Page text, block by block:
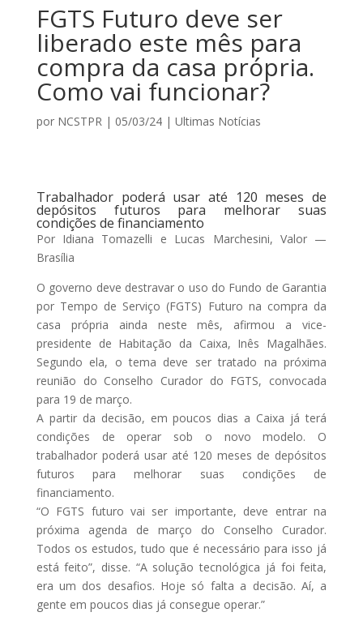
FGTS Futuro deve ser
liberado este mês para
compra da casa própria.
Como vai funcionar?
por NCSTPR| 05/03/24| Ultimas Notícias
Trabalhador poderá usar até 120 meses de
depósitos futuros para melhorar suas
condições de financiamento
Por Idiana Tomazelli e Lucas Marchesini, Valor —
Brasília
O governo deve destravar o uso do Fundo de Garantia
por Tempo de Serviço (FGTS) Futuro na compra da
casa própria ainda neste mês, afirmou a vice-
presidente de Habitação da Caixa, Inês Magalhães.
Segundo ela, o tema deve ser tratado na próxima
reunião do Conselho Curador do FGTS, convocada
para 19 de março.
A partir da decisão, em poucos dias a Caixa já terá
condições de operar sob o novo modelo. O
trabalhador poderá usar até 120 meses de depósitos
futuros para melhorar suas condições de
financiamento.
“O FGTS futuro vai ser importante, deve entrar na
próxima agenda de março do Conselho Curador.
Todos os estudos, tudo que é necessário para isso já
está feito”, disse. “A solução tecnológica já foi feita,
era um dos desafios. Hoje só falta a decisão. Aí, a
gente em poucos dias já consegue operar.”